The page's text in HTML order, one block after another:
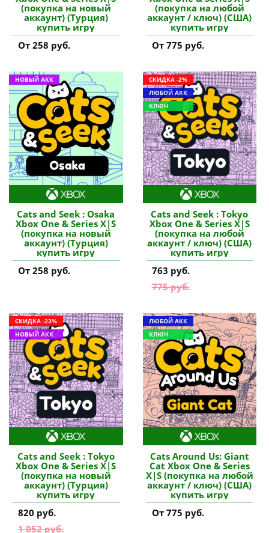
(покупка на новый
аккаунт) (Турция)
купить игру
От 258 руб.
(покупка на любой
аккаунт / ключ) (США)
купить игру
От 775 руб.
НОВЫЙ АКК
Cats and Seek : Osaka
Xbox One & Series X|S
(покупка на новый
аккаунт) (Турция)
купить игру
От 258 руб.
СКИДКА -2%
ЛЮБОЙ АКК
КЛЮЧ
Cats and Seek : Tokyo
Xbox One & Series X|S
(покупка на любой
аккаунт / ключ) (США)
купить игру
763 руб.
775 руб.
СКИДКА -23%
НОВЫЙ АКК
Cats and Seek : Tokyo
Xbox One & Series X|S
(покупка на новый
аккаунт) (Турция)
купить игру
820 руб.
1 052 руб.
ЛЮБОЙ АКК
КЛЮЧ
Cats Around Us: Giant
Cat Xbox One & Series
X|S (покупка на любой
аккаунт / ключ) (США)
купить игру
От 775 руб.